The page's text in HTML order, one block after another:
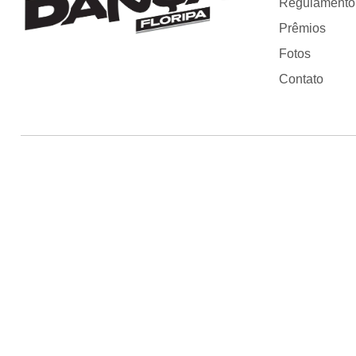
Prêmios
Fotos
Contato